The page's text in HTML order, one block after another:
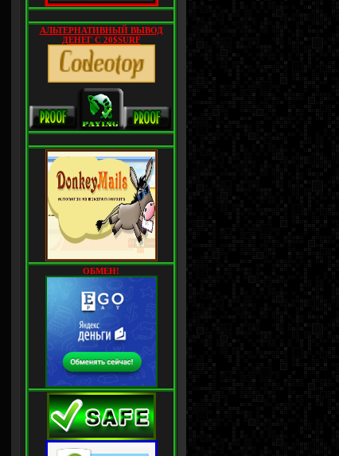
АЛЬТЕРНАТИВНЫЙ ВЫВОД
ДЕНЕГ С 20$SURF
ОБМЕН!